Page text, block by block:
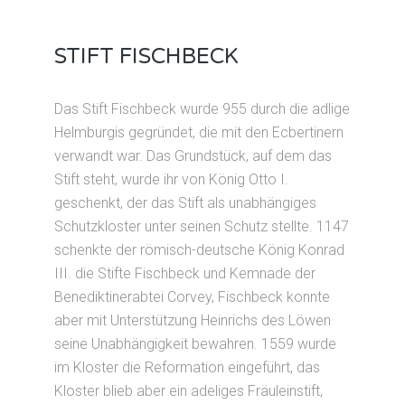
STIFT FISCHBECK
Das Stift Fischbeck wurde 955 durch die adlige
Helmburgis gegründet, die mit den Ecbertinern
verwandt war. Das Grundstück, auf dem das
Stift steht, wurde ihr von König Otto I.
geschenkt, der das Stift als unabhängiges
Schutzkloster unter seinen Schutz stellte. 1147
schenkte der römisch-deutsche König Konrad
III. die Stifte Fischbeck und Kemnade der
Benediktinerabtei Corvey, Fischbeck konnte
aber mit Unterstützung Heinrichs des Löwen
seine Unabhängigkeit bewahren. 1559 wurde
im Kloster die Reformation eingeführt, das
Kloster blieb aber ein adeliges Fräuleinstift,